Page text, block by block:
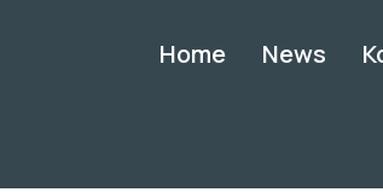
Home News